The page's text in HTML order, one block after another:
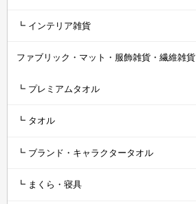
┗ インテリア雑貨
ファブリック・マット・服飾雑貨・繊維雑貨
┗ プレミアムタオル
┗ タオル
┗ ブランド・キャラクタータオル
┗ まくら・寝具